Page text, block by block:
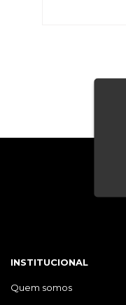
INSTITUCIONAL
Quem somos